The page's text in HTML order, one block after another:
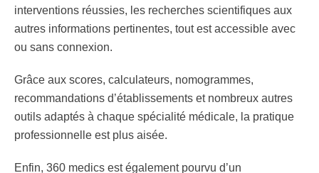
interventions réussies, les recherches scientifiques aux
autres informations pertinentes, tout est accessible avec
ou sans connexion.
Grâce aux scores, calculateurs, nomogrammes,
recommandations d’établissements et nombreux autres
outils adaptés à chaque spécialité médicale, la pratique
professionnelle est plus aisée.
Enfin, 360 medics est également pourvu d’un